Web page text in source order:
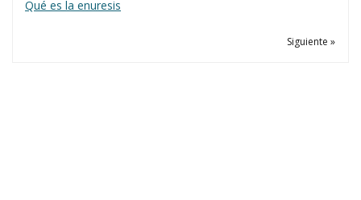
Qué es la enuresis
Siguiente »